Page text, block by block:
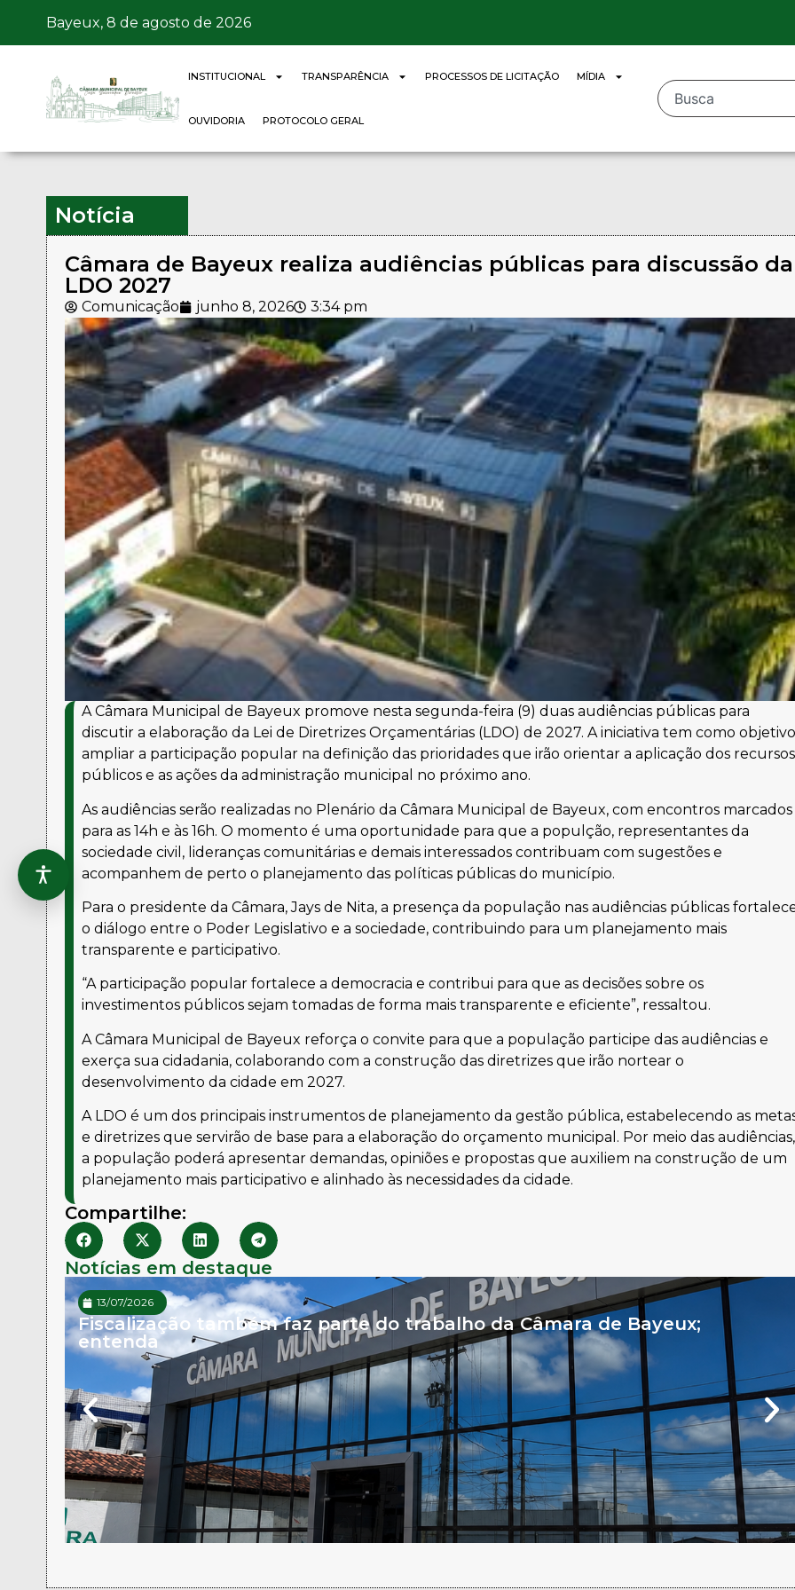
Bayeux, 8 de agosto de 2026
INSTITUCIONAL TRANSPARÊNCIA PROCESSOS DE LICITAÇÃO MÍDIA
OUVIDORIA PROTOCOLO GERAL
Notícia
Câmara de Bayeux realiza audiências públicas para discussão da
LDO 2027
Comunicação junho 8, 2026 3:34 pm
A Câmara Municipal de Bayeux promove nesta segunda-feira (9) duas audiências públicas para
discutir a elaboração da Lei de Diretrizes Orçamentárias (LDO) de 2027. A iniciativa tem como objetivo
ampliar a participação popular na definição das prioridades que irão orientar a aplicação dos recursos
públicos e as ações da administração municipal no próximo ano.
As audiências serão realizadas no Plenário da Câmara Municipal de Bayeux, com encontros marcados
para as 14h e às 16h. O momento é uma oportunidade para que a populção, representantes da
sociedade civil, lideranças comunitárias e demais interessados contribuam com sugestões e
acompanhem de perto o planejamento das políticas públicas do município.
Para o presidente da Câmara, Jays de Nita, a presença da população nas audiências públicas
o diálogo entre o Poder Legislativo e a sociedade, contribuindo para um planejamento mais
transparente e participativo.
“A participação popular fortalece a democracia e contribui para que as decisões sobre os
investimentos públicos sejam tomadas de forma mais transparente e eficiente”, ressaltou.
A Câmara Municipal de Bayeux reforça o convite para que a população participe das audiências e
exerça sua cidadania, colaborando com a construção das diretrizes que irão nortear o
desenvolvimento da cidade em 2027.
A LDO é um dos principais instrumentos de planejamento da gestão pública, estabelecendo as
e diretrizes que servirão de base para a elaboração do orçamento municipal. Por meio das audiências,
a população poderá apresentar demandas, opiniões e propostas que auxiliem na construção de um
planejamento mais participativo e alinhado às necessidades da cidade.
Compartilhe:
Notícias em destaque
13/07/2026
Fiscalização também faz parte do trabalho da Câmara de Bayeux;
entenda